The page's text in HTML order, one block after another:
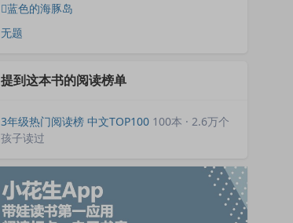
蓝色的海豚岛
无题
提到这本书的阅读榜单
3年级热门阅读榜 中文TOP100 100本 · 2.6万个
孩子读过